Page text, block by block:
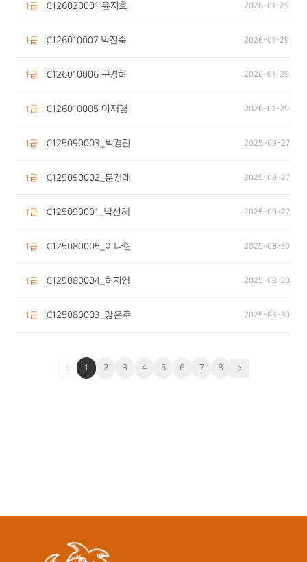
1급 C126020001 윤지호 2026-01-29
1급 C126010007 박진숙 2026-01-29
1급 C126010006 구경하 2026-01-29
1급 C126010005 이재경 2026-01-29
1급 C125090003_박경진 2025-09-27
1급 C125090002_문경래 2025-09-27
1급 C125090001_박선혜 2025-09-27
1급 C125080005_이나현 2025-08-30
1급 C125080004_허지영 2025-08-30
1급 C125080003_강은주 2025-08-30
1 2 3 4 5 6 7 8